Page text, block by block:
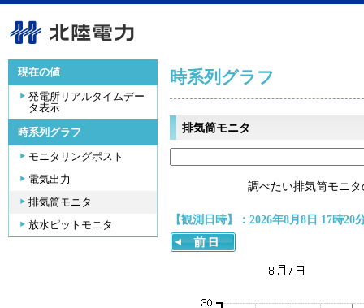
現在の値
発電所リアルタイムデー
タ表示
時系列グラフ
モニタリングポスト
電気出力
排気筒モニタ
放水ピットモニタ
時系列グラフ
排気筒モニタ
調べたい排気筒モニ
【観測日時】：2026年8月8日 17時20